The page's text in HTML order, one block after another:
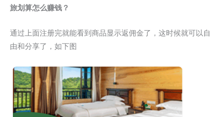
旅划算怎么赚钱？
通过上面注册完就能看到商品显示返佣金了，这时候就可以自
由和分享了，如下图